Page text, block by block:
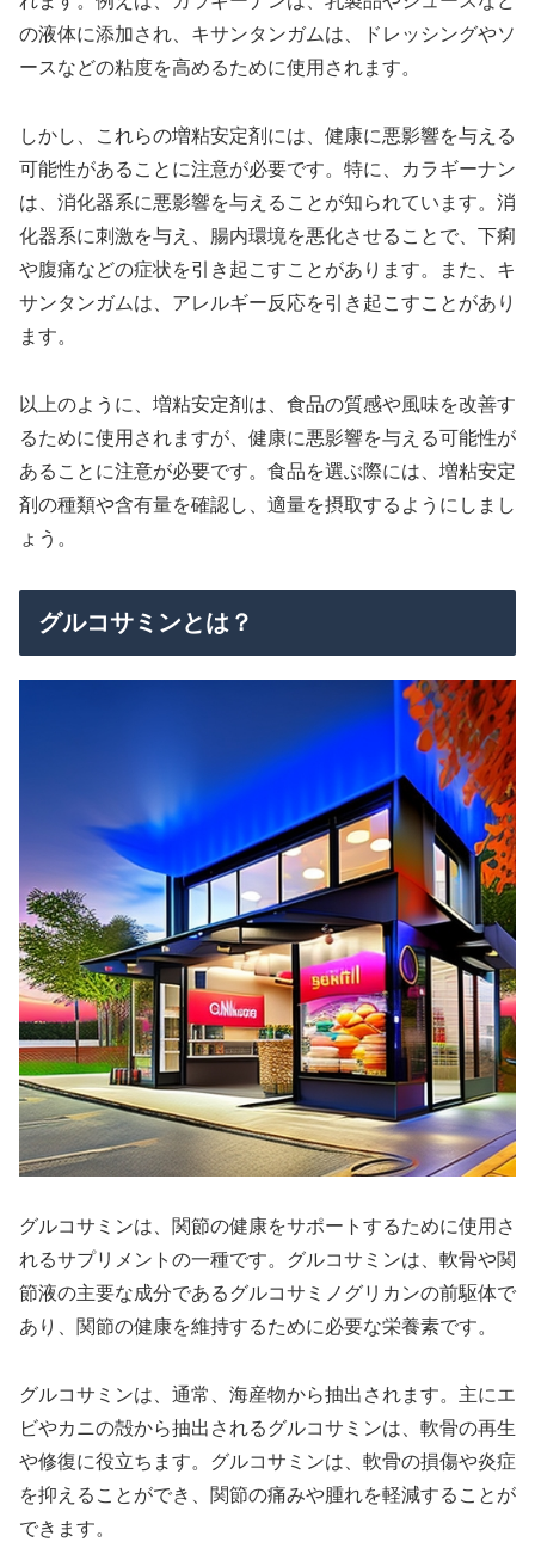
の液体に添加され、キサンタンガムは、ドレッシングやソ
ースなどの粘度を高めるために使用されます。
しかし、これらの増粘安定剤には、健康に悪影響を与える
可能性があることに注意が必要です。特に、カラギーナン
は、消化器系に悪影響を与えることが知られています。消
化器系に刺激を与え、腸内環境を悪化させることで、下痢
や腹痛などの症状を引き起こすことがあります。また、キ
サンタンガムは、アレルギー反応を引き起こすことがあり
ます。
以上のように、増粘安定剤は、食品の質感や風味を改善す
るために使用されますが、健康に悪影響を与える可能性が
あることに注意が必要です。食品を選ぶ際には、増粘安定
剤の種類や含有量を確認し、適量を摂取するようにしまし
ょう。
グルコサミンとは？
グルコサミンは、関節の健康をサポートするために使用さ
れるサプリメントの一種です。グルコサミンは、軟骨や関
節液の主要な成分であるグルコサミノグリカンの前駆体で
あり、関節の健康を維持するために必要な栄養素です。
グルコサミンは、通常、海産物から抽出されます。主にエ
ビやカニの殻から抽出されるグルコサミンは、軟骨の再生
や修復に役立ちます。グルコサミンは、軟骨の損傷や炎症
を抑えることができ、関節の痛みや腫れを軽減することが
できます。